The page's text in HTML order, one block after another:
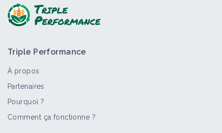
Triple Performance
À propos
Partenaires
Pourquoi ?
Comment ça fonctionne ?